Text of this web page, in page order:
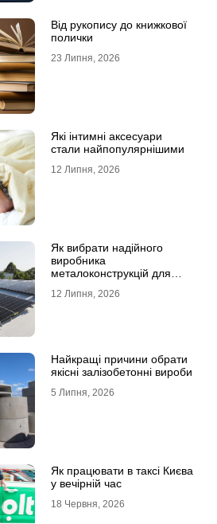
Від рукопису до книжкової
полички
23 Липня, 2026
Які інтимні аксесуари
стали найпопулярнішими
12 Липня, 2026
Як вибрати надійного
виробника
металоконструкцій для
12 Липня, 2026
Найкращі причини обрати
якісні залізобетонні вироби
5 Липня, 2026
Як працювати в таксі Києва
у вечірній час
18 Червня, 2026